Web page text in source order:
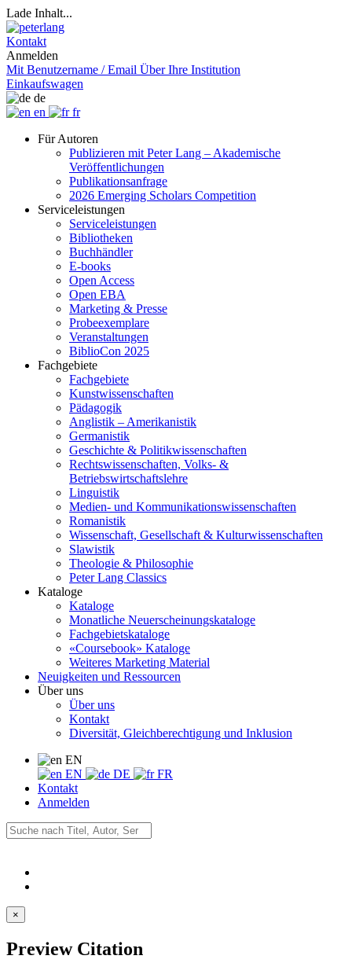
Lade Inhalt...
Kontakt
Anmelden
Mit Benutzername / Email Über Ihre Institution
Einkaufswagen
de
en
fr
Für Autoren
Publizieren mit Peter Lang – Akademische
Veröffentlichungen
Publikationsanfrage
2026 Emerging Scholars Competition
Serviceleistungen
Serviceleistungen
Bibliotheken
Buchhändler
E-books
Open Access
Open EBA
Marketing & Presse
Probeexemplare
Veranstaltungen
BiblioCon 2025
Fachgebiete
Fachgebiete
Kunstwissenschaften
Pädagogik
Anglistik – Amerikanistik
Germanistik
Geschichte & Politikwissenschaften
Rechtswissenschaften, Volks- &
Betriebswirtschaftslehre
Linguistik
Medien- und Kommunikationswissenschaften
Romanistik
Wissenschaft, Gesellschaft & Kulturwissenschaften
Slawistik
Theologie & Philosophie
Peter Lang Classics
Kataloge
Kataloge
Monatliche Neuerscheinungskataloge
Fachgebietskataloge
«Coursebook» Kataloge
Weiteres Marketing Material
Neuigkeiten und Ressourcen
Über uns
Über uns
Kontakt
Diversität, Gleichberechtigung und Inklusion
EN
EN
DE
FR
Kontakt
Anmelden
×
Preview Citation